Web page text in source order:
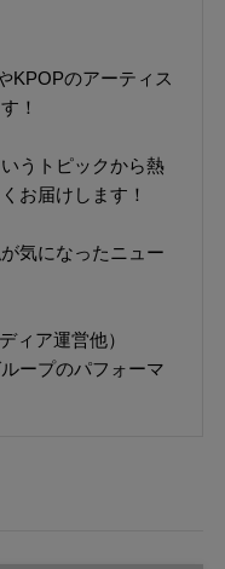
KPOPのアーティス
！
うトピックから熱
お届けします！
気になったニュー
ィア運営他）
ープのパフォーマ